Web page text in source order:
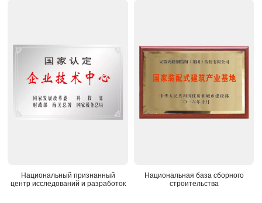
Национальный признанный
центр исследований и разработок
Национальная база сборного
строительства